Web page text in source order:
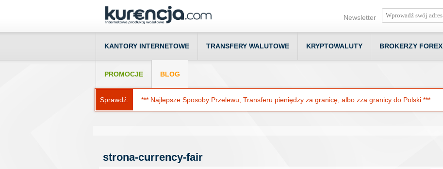
Newsletter
KANTORY INTERNETOWE TRANSFERY WALUTOWE KRYPTOWALUTY BROKERZY FOREX
PROMOCJE BLOG
Sprawdź: *** Najlepsze Sposoby Przelewu, Transferu pieniędzy za granicę, albo zza granicy do Polski ***
strona-currency-fair